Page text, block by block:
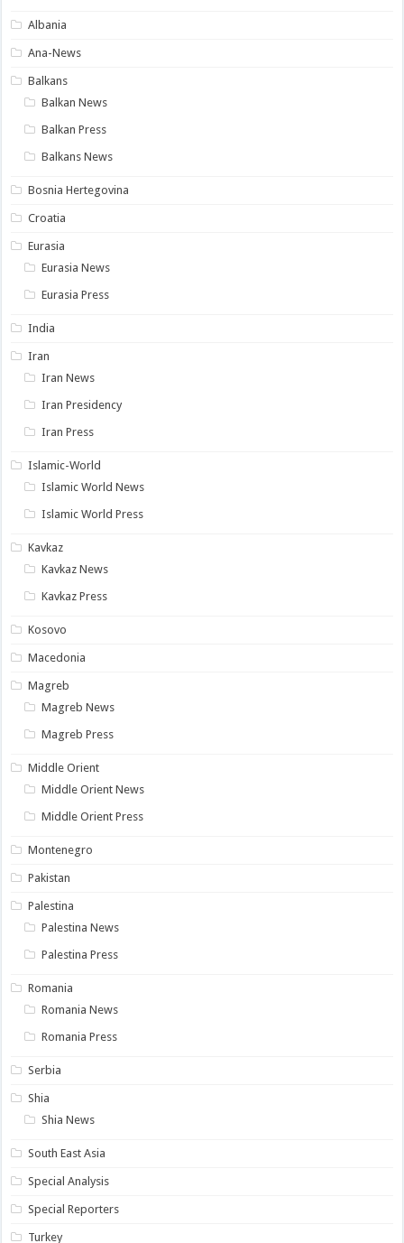
Albania
Ana-News
Balkans
Balkan News
Balkan Press
Balkans News
Bosnia Hertegovina
Croatia
Eurasia
Eurasia News
Eurasia Press
India
Iran
Iran News
Iran Presidency
Iran Press
Islamic-World
Islamic World News
Islamic World Press
Kavkaz
Kavkaz News
Kavkaz Press
Kosovo
Macedonia
Magreb
Magreb News
Magreb Press
Middle Orient
Middle Orient News
Middle Orient Press
Montenegro
Pakistan
Palestina
Palestina News
Palestina Press
Romania
Romania News
Romania Press
Serbia
Shia
Shia News
South East Asia
Special Analysis
Special Reporters
Turkey